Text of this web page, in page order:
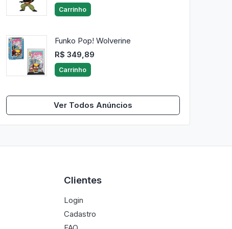
Carrinho
Funko Pop! Wolverine
R$ 349,89
Carrinho
Ver Todos Anúncios
Clientes
Login
Cadastro